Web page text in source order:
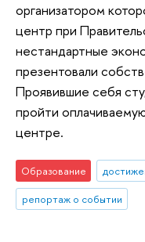
организатором
центр при
нестандартные
презентовали
Проявившие себя
пройти
центре.
Образование
репортаж о событии